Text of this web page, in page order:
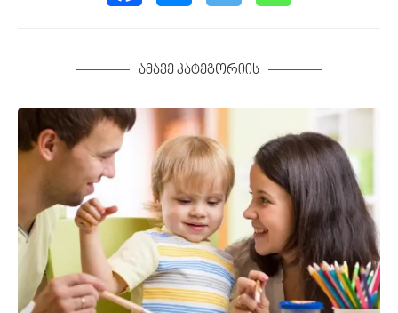
ამავე კატეგორიის